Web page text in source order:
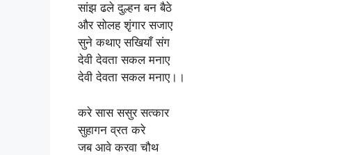
सांझ ढले दुल्हन बन बैठे
और सोलह शृंगार सजाए
सुने कथाए सखियाँ संग
देवी देवता सकल मनाए
देवी देवता सकल मनाए।।
करे सास ससुर सत्कार
सुहागन व्रत करे
जब आवे करवा चौथ